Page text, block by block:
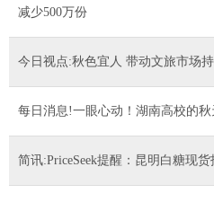
减少500万份
今日视点:秋色宜人 带动文旅市场
每日消息!一眼心动！湖南高校的
简讯:PriceSeek提醒：昆明白糖现